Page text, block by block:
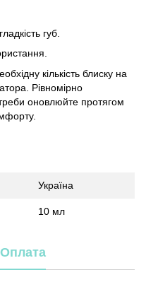
губ.
кількість блиску на
Рівномірно
оновлюйте протягом
Україна
10 мл
Оплата